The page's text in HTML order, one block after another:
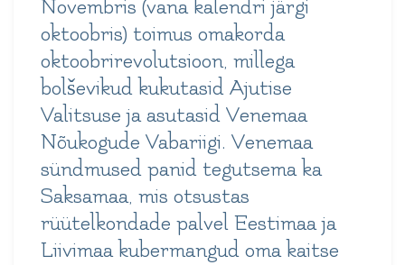
Novembris (vana kalendri järgi
oktoobris) toimus omakorda
oktoobrirevolutsioon, millega
bolševikud kukutasid Ajutise
Valitsuse ja asutasid Venemaa
Nõukogude Vabariigi. Venemaa
sündmused panid tegutsema ka
Saksamaa, mis otsustas
rüütelkondade palvel Eestimaa ja
Liivimaa kubermangud oma kaitse